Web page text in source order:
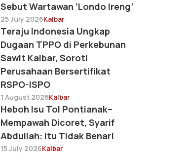
Sebut Wartawan ‘Londo Ireng’
25 July 2026Kalbar
Teraju Indonesia Ungkap
Dugaan TPPO di Perkebunan
Sawit Kalbar, Soroti
Perusahaan Bersertifikat
RSPO-ISPO
1 August 2026Kalbar
Heboh Isu Tol Pontianak–
Mempawah Dicoret, Syarif
Abdullah: Itu Tidak Benar!
15 July 2026Kalbar